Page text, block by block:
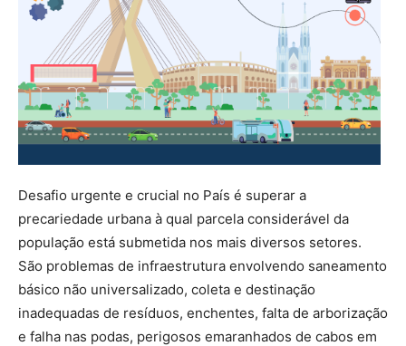
Desafio urgente e crucial no País é superar a
precariedade urbana à qual parcela considerável da
população está submetida nos mais diversos setores.
São problemas de infraestrutura envolvendo saneamento
básico não universalizado, coleta e destinação
inadequadas de resíduos, enchentes, falta de arborização
e falha nas podas, perigosos emaranhados de cabos em